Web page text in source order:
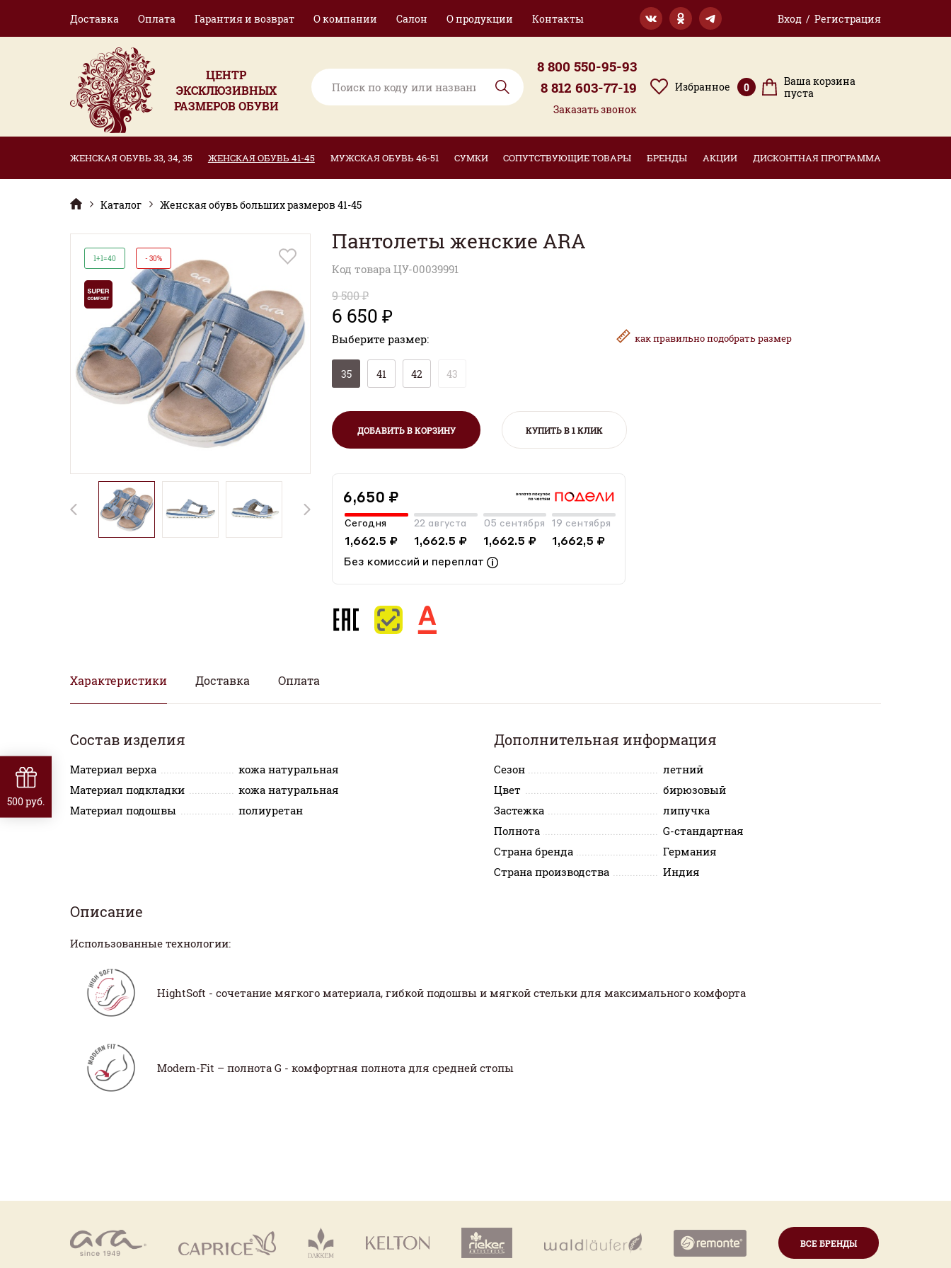
Доставка Оплата Гарантия и возврат О компании Салон О продукции Контакты Вход / Регистрация
ЦЕНТР
ЭКСКЛЮЗИВНЫХ
РАЗМЕРОВ ОБУВИ
8 800 550-95-93
8 812 603-77-19
Заказать звонок
Избранное 0
Ваша корзина
пуста
ЖЕНСКАЯ ОБУВЬ 33, 34, 35 ЖЕНСКАЯ ОБУВЬ 41-45 МУЖСКАЯ ОБУВЬ 46-51 СУМКИ СОПУТСТВУЮЩИЕ ТОВАРЫ БРЕНДЫ АКЦИИ ДИСКОНТНАЯ ПРОГРАММА
Каталог Женская обувь больших размеров 41-45
1+1=40 - 30%
Пантолеты женские ARA
Код товара ЦУ-00039991
9 500 ₽
6 650 ₽
Выберите размер: какправильноподобрать размер
35 41 42 43
ДОБАВИТЬ В КОРЗИНУ КУПИТЬ В 1 КЛИК
6,650 ₽
Сегодня
1,662.5 ₽
22 августа
1,662.5 ₽
05 сентября
1,662.5 ₽
19 сентября
1,662,5 ₽
Без комиссий и переплат
Характеристики Доставка Оплата
Состав изделия
Материал верха
кожа натуральная
Материал подкладки
кожа натуральная
Материал подошвы
полиуретан
Дополнительная информация
Сезон
летний
Цвет
бирюзовый
Застежка
липучка
Полнота
G-стандартная
Страна бренда
Германия
Страна производства
Индия
Описание
Использованные технологии:
HightSoft - сочетание мягкого материала, гибкой подошвы и мягкой стельки для максимального комфорта
Modern-Fit – полнота G - комфортная полнота для средней стопы
ВСЕ БРЕНДЫ
500 руб.